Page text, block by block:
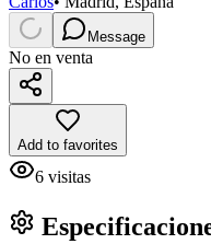
Message
No en venta
Add to favorites
6 visitas